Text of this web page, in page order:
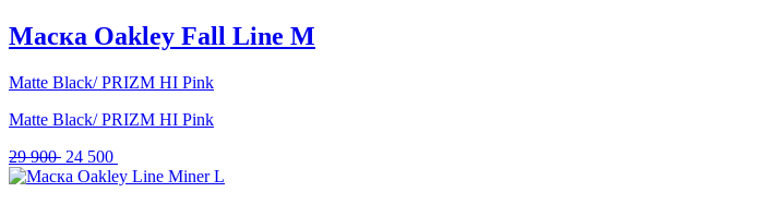
17
300 .
500 .
Маска Oakley Fall Line M
Matte Black/ PRIZM HI Pink
Matte Black/ PRIZM HI Pink
29 900 Первоначальная
цена
24 500
цена: